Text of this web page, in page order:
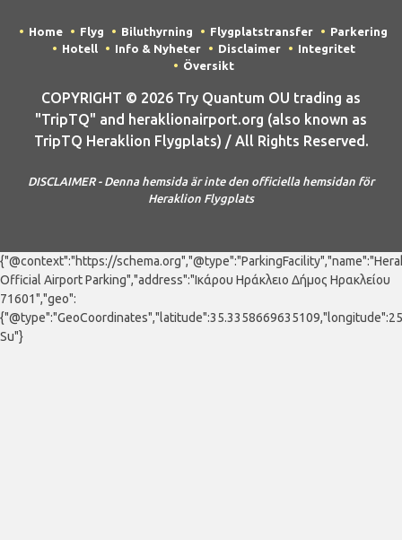
Home Flyg Biluthyrning Flygplatstransfer
Parkering
Hotell
Info & Nyheter Disclaimer
Integritet
Översikt
COPYRIGHT © 2026 Try Quantum OU trading as
"TripTQ" and heraklionairport.org (also known as
TripTQ Heraklion Flygplats) / All Rights Reserved.
DISCLAIMER - Denna hemsida är inte den officiella hemsidan för
Heraklion Flygplats
{"@context":"https://
Official Airport Parking","address":"Ικάρου Ηράκλειο Δήμος Ηρακλείου
71601","geo":
Su"}